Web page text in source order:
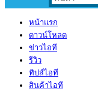
หน้าแรก
ดาวน์โหลด
ข่าวไอที
รีวิว
ทิปส์ไอที
สินค้าไอที